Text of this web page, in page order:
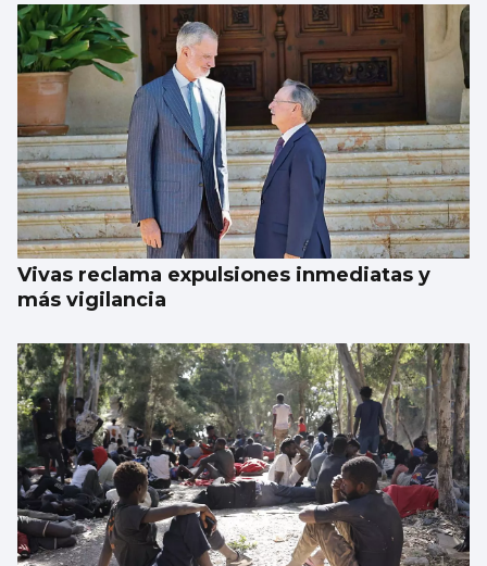
Vivas reclama expulsiones inmediatas y
más vigilancia